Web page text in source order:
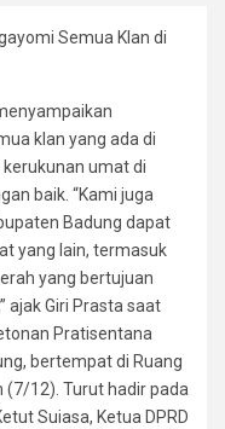
Semua Klan di
klan yang ada di
umat di
baik. “Kami juga
Badung dapat
yang lain, termasuk
yang bertujuan
ajak Giri Prasta saat
Pratisentana
bertempat di Ruang
(7/12). Turut hadir pada
Suiasa, Ketua DPRD